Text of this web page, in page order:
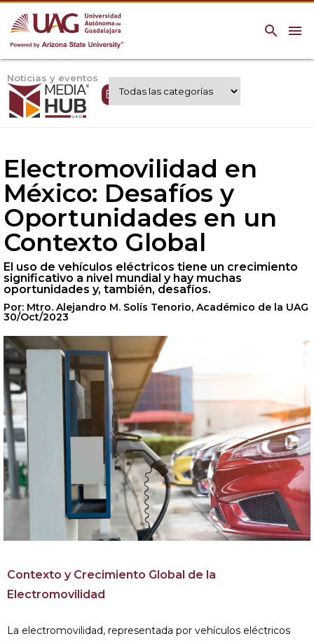
menu
search
Noticias y eventos
Expertos UAG
Electromovilidad en
México: Desafíos y
Oportunidades en un
Contexto Global
El uso de vehículos eléctricos tiene un crecimiento
significativo a nivel mundial y hay muchas
oportunidades y, también, desafíos.
Por: Mtro. Alejandro M. Solís Tenorio, Académico de la UAG
30/Oct/2023
Contexto y Crecimiento Global de la
Electromovilidad
La electromovilidad, representada por vehículos eléctricos